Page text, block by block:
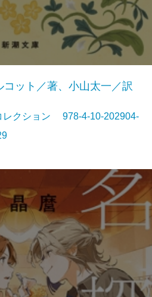
ット／著、小山太一／訳
レクション 978-4-10-202904-